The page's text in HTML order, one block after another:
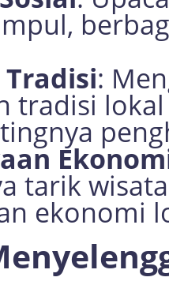
:
tradisi
tarik
ekonomi